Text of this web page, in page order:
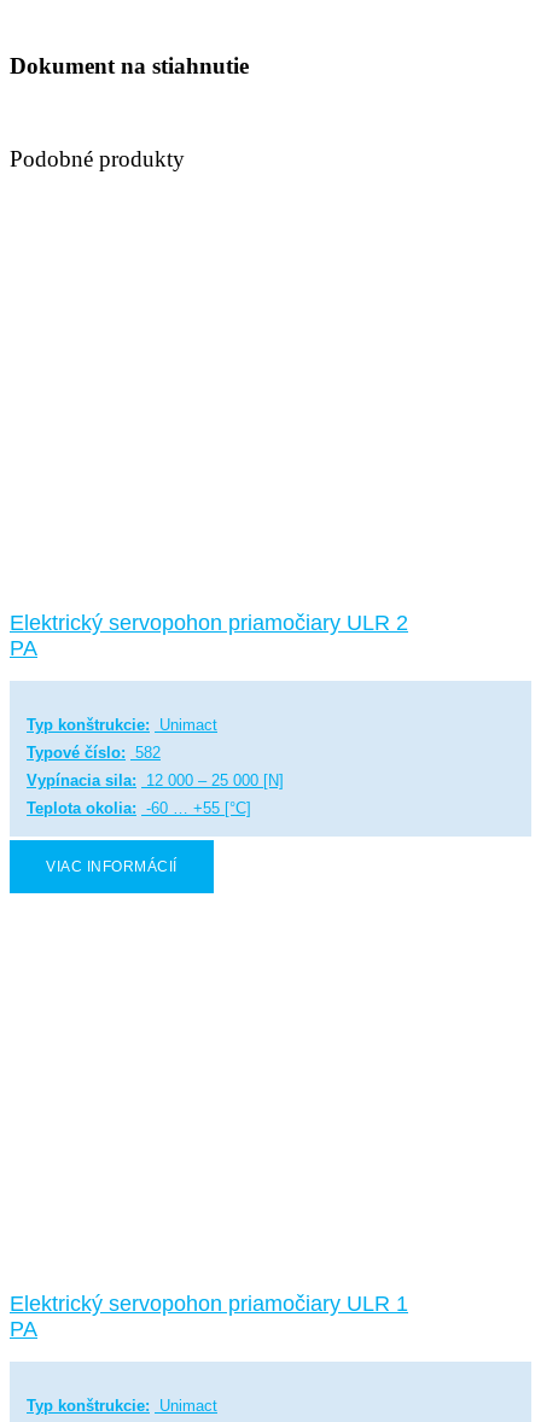
Dokument na stiahnutie
Podobné produkty
Elektrický servopohon priamočiary ULR 2
PA
Typ konštrukcie:
Unimact
Typové číslo: 582
Vypínacia sila:
12 000 – 25 000 [N]
Teplota okolia: -60 … +55 [°C]
VIAC INFORMÁCIÍ
Elektrický servopohon priamočiary ULR 1
PA
Typ konštrukcie:
Unimact